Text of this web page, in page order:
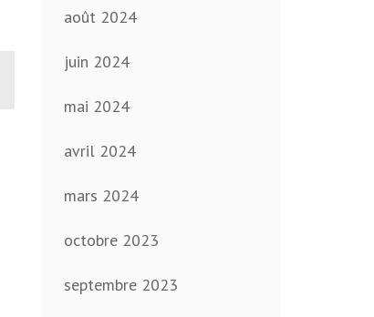
août 2024
juin 2024
mai 2024
avril 2024
mars 2024
octobre 2023
septembre 2023